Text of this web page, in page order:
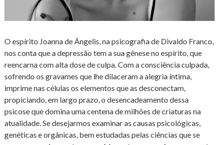
O espírito Joanna de Ângelis, na psicografia de Divaldo Franco,
nos conta que a depressão tem a sua gênese no espírito, que
reencarna com alta dose de culpa. Com a consciência culpada,
sofrendo os gravames que lhe dilaceram a alegria íntima,
imprime nas células os elementos que as desconectam,
propiciando, em largo prazo, o desencadeamento dessa
psicose que domina uma centena de milhões de criaturas na
atualidade. Se desejarmos examinar as causas psicológicas,
genéticas e orgânicas, bem estudadas pelas ciências que se